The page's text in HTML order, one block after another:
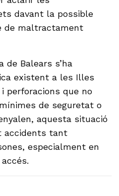
davant la possible
de maltractament
de Balears s’ha
existent a les Illes
perforacions que no
de seguretat o
aquesta situació
accidents tant
especialment en